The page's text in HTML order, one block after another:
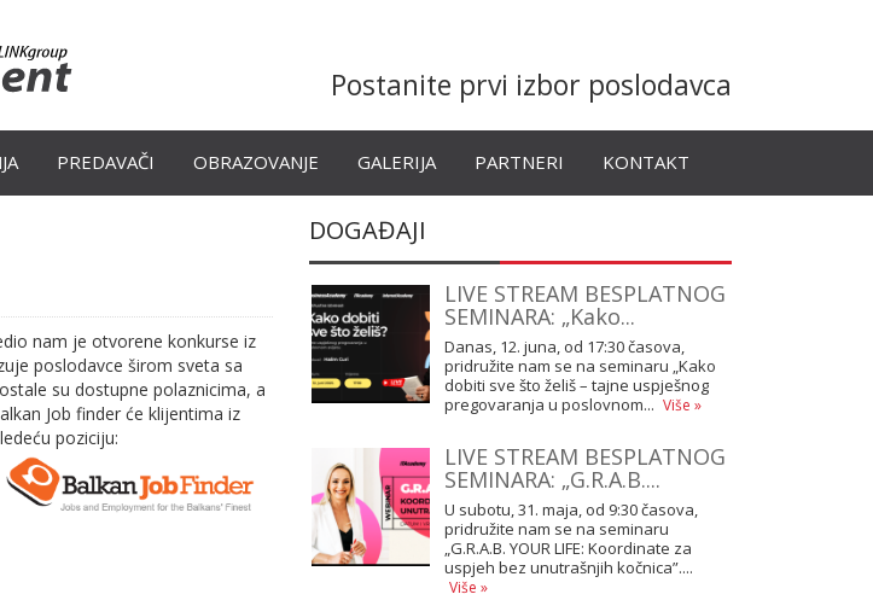
Postanite prvi izbor poslodavca
PREDAVAČI OBRAZOVANJE GALERIJA PARTNERI KONTAKT
nam je otvorene konkurse iz
poslodavce širom sveta sa
su dostupne polaznicima, a
Job finder će klijentima iz
poziciju:
DOGAĐAJI
LIVE STREAM BESPLATNOG
SEMINARA: „Kako...
Danas, 12. juna, od 17:30 časova,
pridružite nam se na seminaru „Kako
dobiti sve što želiš – tajne uspješnog
pregovaranja u poslovnom... Više »
LIVE STREAM BESPLATNOG
SEMINARA: „G.R.A.B....
U subotu, 31. maja, od 9:30 časova,
pridružite nam se na seminaru
„G.R.A.B. YOUR LIFE: Koordinate za
uspjeh bez unutrašnjih kočnica”....
Više »